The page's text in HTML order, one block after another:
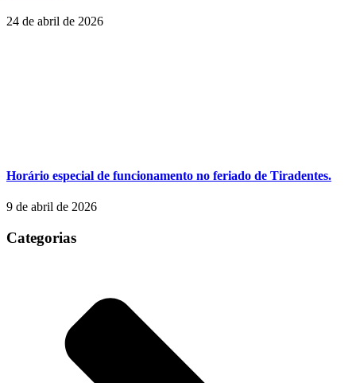
24 de abril de 2026
Horário especial de funcionamento no feriado de Tiradentes.
9 de abril de 2026
Categorias